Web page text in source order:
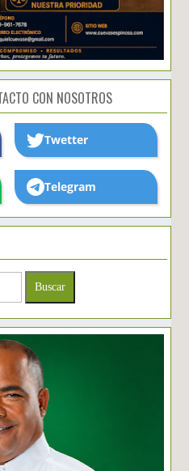
CON NOSOTROS
Twetter
Telegram